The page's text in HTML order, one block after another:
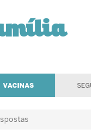
VACINAS